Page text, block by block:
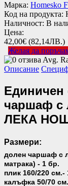
Марка: Homesko
Код на продукта:
Наличност: В
Цена:
42,00€ (82,14ЛВ.)
Желая да
Avg.
Описание
Единичен
чаршаф с
ЛЕКА
Размери:
долен чаршаф с
матрака) - 1 бр.
плик 160/220 см.-
калъфка 50/70